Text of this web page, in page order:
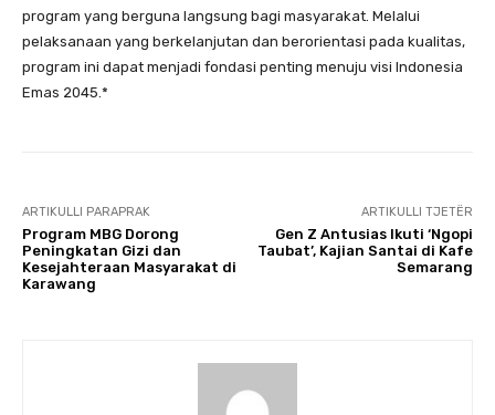
program yang berguna langsung bagi masyarakat. Melalui
pelaksanaan yang berkelanjutan dan berorientasi pada kualitas,
program ini dapat menjadi fondasi penting menuju visi Indonesia
Emas 2045.*
ARTIKULLI PARAPRAK
Program MBG Dorong
Peningkatan Gizi dan
Kesejahteraan Masyarakat di
Karawang
ARTIKULLI TJETËR
Gen Z Antusias Ikuti ‘Ngopi
Taubat’, Kajian Santai di Kafe
Semarang